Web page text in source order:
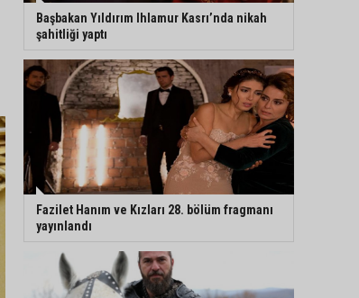
Başbakan Yıldırım Ihlamur Kasrı’nda nikah
şahitliği yaptı
Fazilet Hanım ve Kızları 28. bölüm fragmanı
yayınlandı